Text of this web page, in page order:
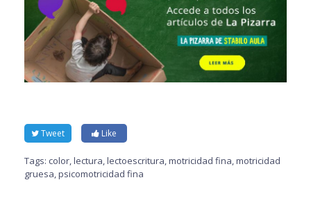
Tweet Like
Tags: color,lectura,lectoescritura,motricidad fina,motricidad
gruesa,psicomotricidad fina